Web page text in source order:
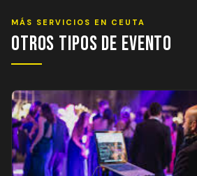
MÁS SERVICIOS EN CEUTA
Otros Tipos de Evento